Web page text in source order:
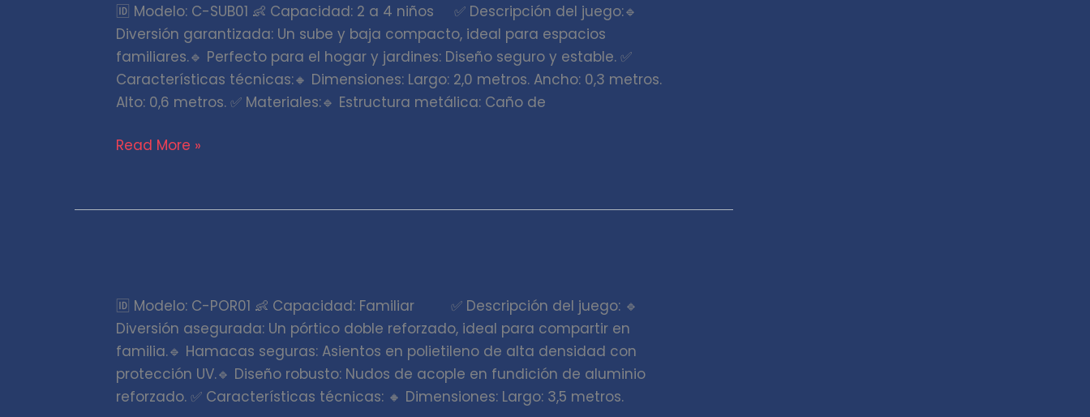
🆔 Modelo: C-SUB01 👶 Capacidad: 2 a 4 niños ✅ Descripción del juego:🔹
Diversión garantizada: Un sube y baja compacto, ideal para espacios
familiares.🔹 Perfecto para el hogar y jardines: Diseño seguro y estable. ✅
Características técnicas:🔸 Dimensiones: Largo: 2,0 metros. Ancho: 0,3 metros.
Alto: 0,6 metros. ✅ Materiales:🔹 Estructura metálica: Caño de
Baja
Chico
Familiar
Read More »
🆔 Modelo: C-POR01 👶 Capacidad: Familiar ✅ Descripción del juego: 🔹
Diversión asegurada: Un pórtico doble reforzado, ideal para compartir en
familia.🔹 Hamacas seguras: Asientos en polietileno de alta densidad con
protección UV.🔹 Diseño robusto: Nudos de acople en fundición de aluminio
reforzado. ✅ Características técnicas: 🔸 Dimensiones: Largo: 3,5 metros.
familiar